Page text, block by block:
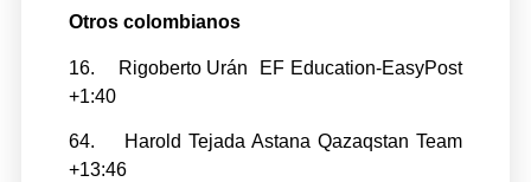
Otros colombianos
16. Rigoberto Urán EF Education-EasyPost
+1:40
64. Harold Tejada Astana Qazaqstan Team
+13:46